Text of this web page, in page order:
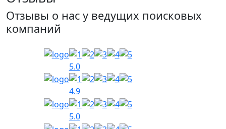
Отзывы о нас у ведущих поисковых
компаний
5.0
4.9
5.0